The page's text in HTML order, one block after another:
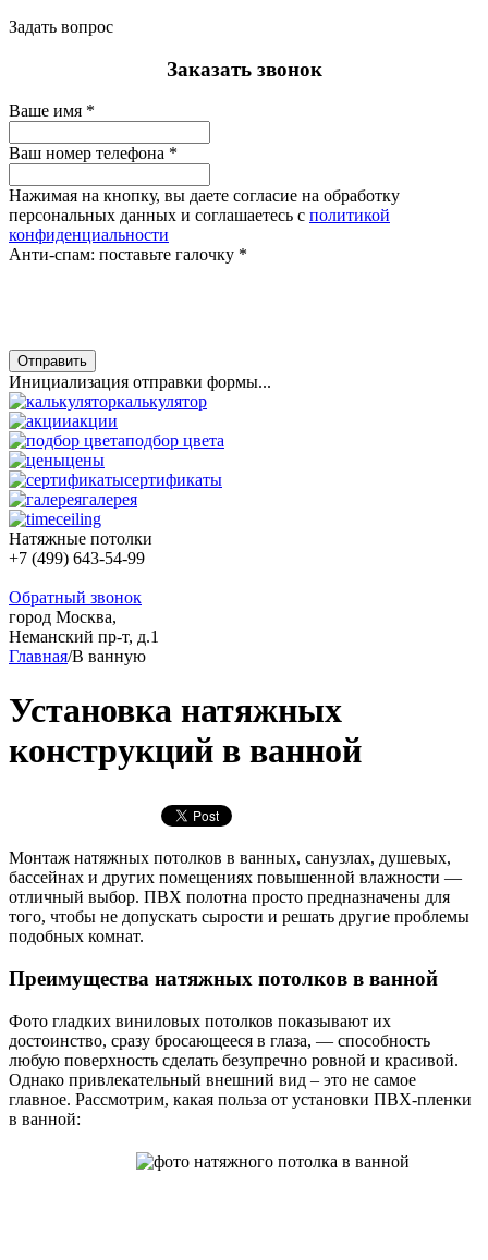
Задать вопрос
Заказать звонок
Ваше имя *
Ваш номер телефона *
Нажимая на кнопку, вы даете согласие на обработку
персональных данных и соглашаетесь с политикой
конфиденциальности
Анти-спам: поставьте галочку *
Отправить
Инициализация отправки формы...
калькулятор
акции
подбор цвета
цены
сертификаты
галерея
Натяжные потолки
+7 (499) 643-54-99
Обратный звонок
город Москва,
Неманский пр-т, д.1
Главная/В ванную
Установка натяжных
конструкций в ванной
Монтаж натяжных потолков в ванных, санузлах, душевых,
бассейнах и других помещениях повышенной влажности —
отличный выбор. ПВХ полотна просто предназначены для
того, чтобы не допускать сырости и решать другие проблемы
подобных комнат.
Преимущества натяжных потолков в ванной
Фото гладких виниловых потолков показывают их
достоинство, сразу бросающееся в глаза, — способность
любую поверхность сделать безупречно ровной и красивой.
Однако привлекательный внешний вид – это не самое
главное. Рассмотрим, какая польза от установки ПВХ-пленки
в ванной: